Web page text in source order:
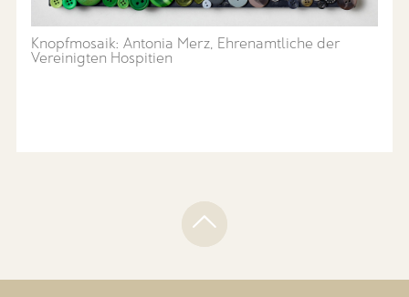
Knopfmosaik: Antonia Merz, Ehrenamtliche der
Vereinigten Hospitien